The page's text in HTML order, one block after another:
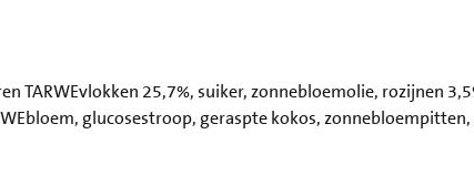
TARWEvlokken 25,7%, suiker, zonnebloemolie, rozijnen
glucosestroop, geraspte kokos,